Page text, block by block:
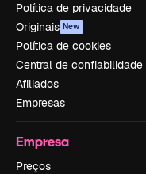
Política de privacidade
Originais New
Política de cookies
Central de confiabilidade
Afiliados
Empresas
Empresa
Preços